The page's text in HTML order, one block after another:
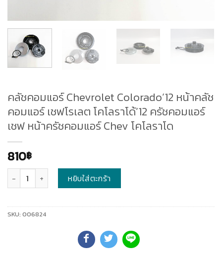
คลัชคอมแอร์ Chevrolet Colorado’12 หน้าคลัช
คอมแอร์ เชฟโรเลต โคโลราโด้’12 ครัชคอมแอร์
เชฟ หน้าครัชคอมแอร์ Chev โคโลราโด
810฿
หยิบใส่ตะกร้า
SKU: 006824